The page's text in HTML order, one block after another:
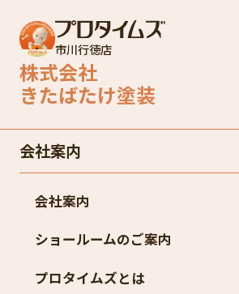
市川行徳店
株式会社
きたばたけ塗装
会社案内
会社案内
ショールームのご案内
プロタイムズとは